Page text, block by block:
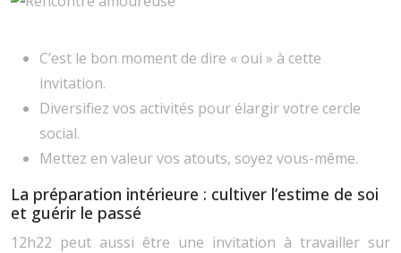
C’est le bon moment de dire « oui » à cette
invitation.
Diversifiez vos activités pour élargir votre cercle
social.
Mettez en valeur vos atouts, soyez vous-même.
La préparation intérieure : cultiver l’estime de soi
et guérir le passé
12h22 peut aussi être une invitation à travailler sur